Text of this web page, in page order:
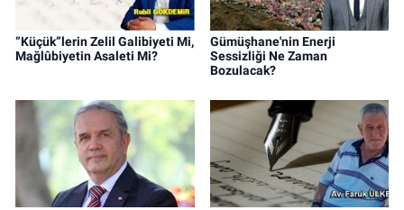
“Küçük”lerin Zelil Galibiyeti Mi,
Mağlûbiyetin Asaleti Mi?
Gümüşhane'nin Enerji
Sessizliği Ne Zaman
Bozulacak?